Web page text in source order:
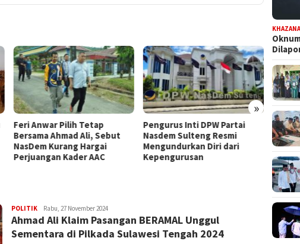
»
Pengurus Inti DPW Partai
Nasdem Sulteng Resmi
Mengundurkan Diri dari
Kepengurusan
Komisi III DPRD Sulteng
Turun ke PT CPM, Isu
Pencemaran hingga
Kontribusi PAD Jadi Sorotan
Dapat
POLITIK FILESULAWESI
Rabu, 27 November 2024
Ahmad Ali Klaim Pasangan BERAMAL Unggul
Sementara di Pilkada Sulawesi Tengah 2024